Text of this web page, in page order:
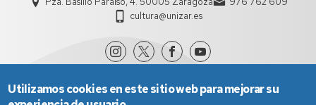
cultura@unizar.es
Utilizamos cookies en este sitio web para mejorar su